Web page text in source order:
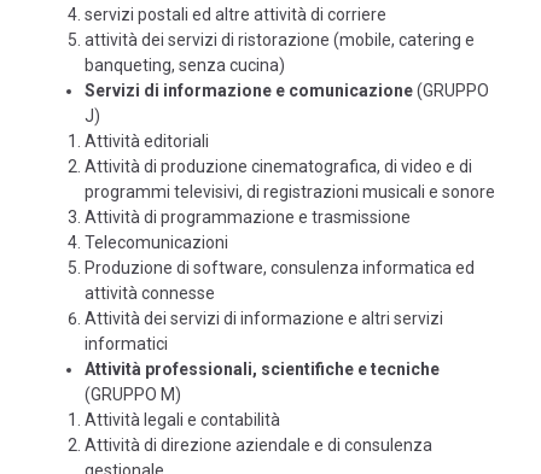
servizi postali ed altre attività di corriere
attività dei servizi di ristorazione (mobile, catering e
banqueting, senza cucina)
Servizi di informazione e comunicazione(GRUPPO
J)
Attività editoriali
Attività di produzione cinematografica, di video e di
programmi televisivi, di registrazioni musicali e sonore
Attività di programmazione e trasmissione
Telecomunicazioni
Produzione di software, consulenza informatica ed
attività connesse
Attività dei servizi di informazione e altri servizi
informatici
Attività professionali, scientifiche e tecniche
(GRUPPO M)
Attività legali e contabilità
Attività di direzione aziendale e di consulenza
gestionale